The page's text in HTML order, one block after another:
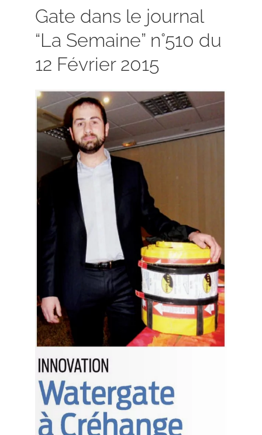
Gate dans le journal
“La Semaine” n°510 du
12 Février 2015